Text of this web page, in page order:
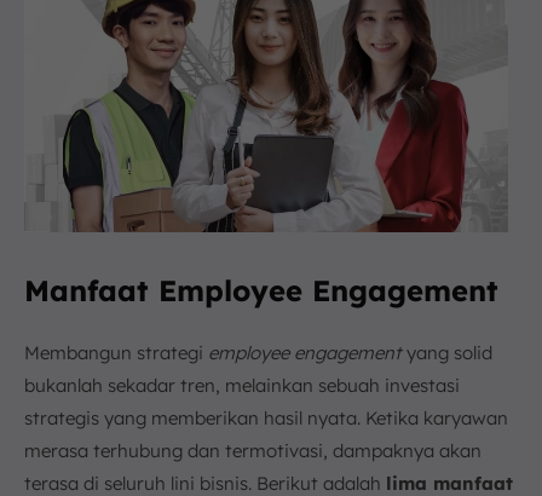
Manfaat Employee Engagement
Membangun strategi employee engagementyang solid
bukanlah sekadar tren, melainkan sebuah investasi
strategis yang memberikan hasil nyata. Ketika karyawan
merasa terhubung dan termotivasi, dampaknya akan
terasa di seluruh lini bisnis. Berikut adalah lima manfaat